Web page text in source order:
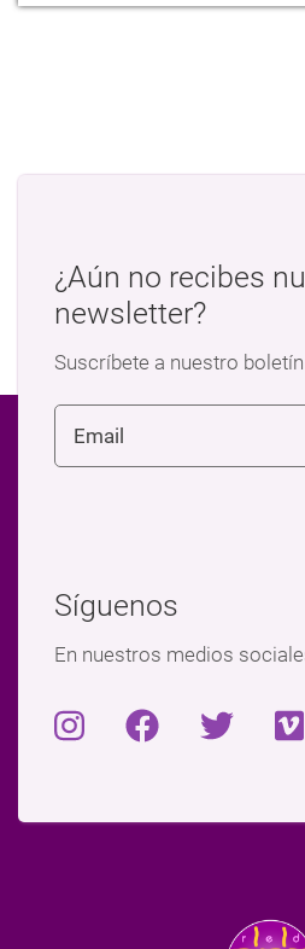
¿Aún no recibes
newsletter?
Suscríbete a nuestro
Síguenos
En nuestros medios